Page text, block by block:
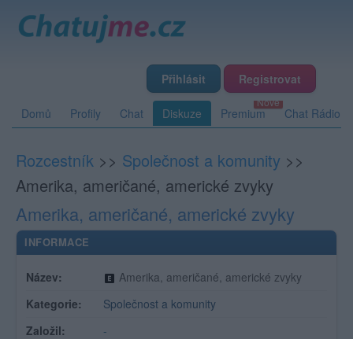
Přihlásit Registrovat
Domů Profily Chat Diskuze Premium Chat Rádio
Rozcestník >> Společnost a komunity >>
Amerika, američané, americké zvyky
Amerika, američané, americké zvyky
INFORMACE
Název:
Amerika, američané, americké zvyky
Kategorie:
Společnost a komunity
Založil:
-